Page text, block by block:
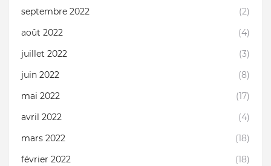
septembre 2022
(2)
août 2022
(4)
juillet 2022
(3)
juin 2022
(8)
mai 2022
(17)
avril 2022
(4)
mars 2022
(18)
février 2022
(18)